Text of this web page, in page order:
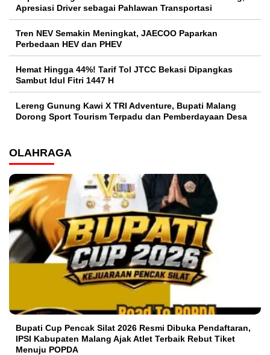
Apresiasi Driver sebagai Pahlawan Transportasi
Tren NEV Semakin Meningkat, JAECOO Paparkan
Perbedaan HEV dan PHEV
Hemat Hingga 44%! Tarif Tol JTCC Bekasi Dipangkas
Sambut Idul Fitri 1447 H
Lereng Gunung Kawi X TRI Adventure, Bupati Malang
Dorong Sport Tourism Terpadu dan Pemberdayaan Desa
OLAHRAGA
Bupati Cup Pencak Silat 2026 Resmi Dibuka Pendaftaran,
IPSI Kabupaten Malang Ajak Atlet Terbaik Rebut Tiket
Menuju POPDA